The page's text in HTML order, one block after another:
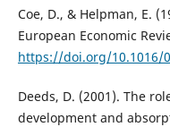
Coe, D., & Helpman, E.
European Economic
https://doi.org/10.1016/
Deeds, D. (2001). The
development and